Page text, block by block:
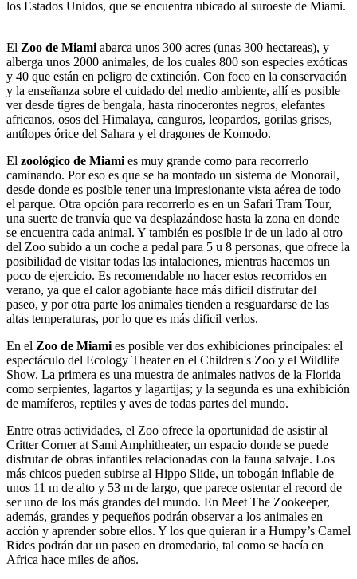
los Estados Unidos, que se encuentra ubicado al suroeste de Miami.
El Zoo de Miami abarca unos 300 acres (unas 300 hectareas), y
alberga unos 2000 animales, de los cuales 800 son especies exóticas
y 40 que están en peligro de extinción. Con foco en la conservación
y la enseñanza sobre el cuidado del medio ambiente, allí es posible
ver desde tigres de bengala, hasta rinocerontes negros, elefantes
africanos, osos del Himalaya, canguros, leopardos, gorilas grises,
antílopes órice del Sahara y el dragones de Komodo.
El zoológico de Miami es muy grande como para recorrerlo
caminando. Por eso es que se ha montado un sistema de Monorail,
desde donde es posible tener una impresionante vista aérea de todo
el parque. Otra opción para recorrerlo es en un Safari Tram Tour,
una suerte de tranvía que va desplazándose hasta la zona en donde
se encuentra cada animal. Y también es posible ir de un lado al otro
del Zoo subido a un coche a pedal para 5 u 8 personas, que ofrece la
posibilidad de visitar todas las intalaciones, mientras hacemos un
poco de ejercicio. Es recomendable no hacer estos recorridos en
verano, ya que el calor agobiante hace más dificil disfrutar del
paseo, y por otra parte los animales tienden a resguardarse de las
altas temperaturas, por lo que es más dificil verlos.
En el Zoo de Miami es posible ver dos exhibiciones principales: el
espectáculo del Ecology Theater en el Children's Zoo y el Wildlife
Show. La primera es una muestra de animales nativos de la Florida
como serpientes, lagartos y lagartijas; y la segunda es una exhibición
de mamíferos, reptiles y aves de todas partes del mundo.
Entre otras actividades, el Zoo ofrece la oportunidad de asistir al
Critter Corner at Sami Amphitheater, un espacio donde se puede
disfrutar de obras infantiles relacionadas con la fauna salvaje. Los
más chicos pueden subirse al Hippo Slide, un tobogán inflable de
unos 11 m de alto y 53 m de largo, que parece ostentar el record de
ser uno de los más grandes del mundo. En Meet The Zookeeper,
además, grandes y pequeños podrán observar a los animales en
acción y aprender sobre ellos. Y los que quieran ir a Humpy’s Camel
Rides podrán dar un paseo en dromedario, tal como se hacía en
Africa hace miles de años.